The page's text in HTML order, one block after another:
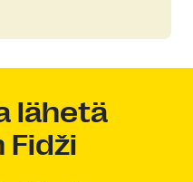
lähetä
Fidži